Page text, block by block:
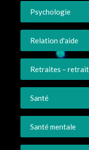
Psychologie
Relation d'aide
Retraites –
Santé
Santé mentale